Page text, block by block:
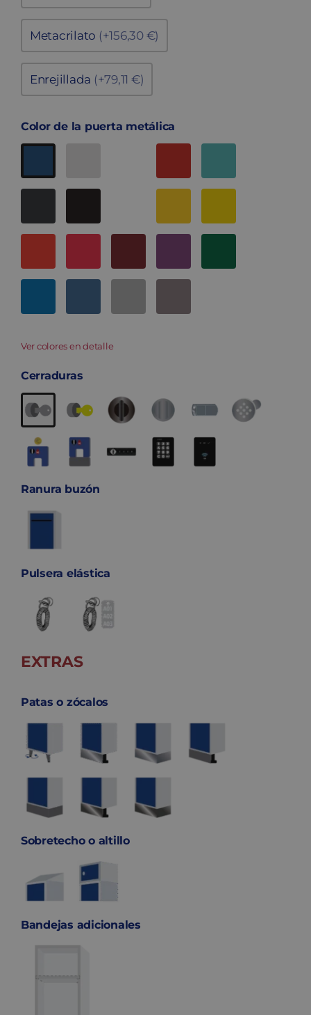
Metacrilato (+156,30 €)
Enrejillada (+79,11 €)
Color de la puerta metálica
Ver colores en detalle
Cerraduras
Ranura buzón
Pulsera elástica
EXTRAS
Patas o zócalos
Sobretecho o altillo
Bandejas adicionales